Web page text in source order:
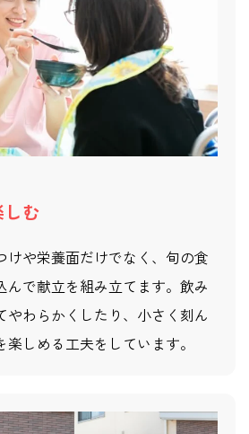
む
けや栄養面だけでなく、旬の食
んで献立を組み立てます。飲み
やわらかくしたり、小さく刻ん
しめる工夫をしています。